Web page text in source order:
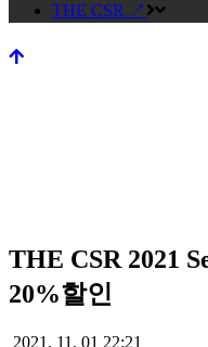
THE CSR ↗
THE CSR
참가비 20%
THE CSR 2021
20%할인
2021. 11. 01 22:21